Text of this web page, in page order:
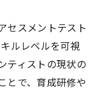
セスメントテスト
ルレベルを可視
ティストの現状の
とで、育成研修や